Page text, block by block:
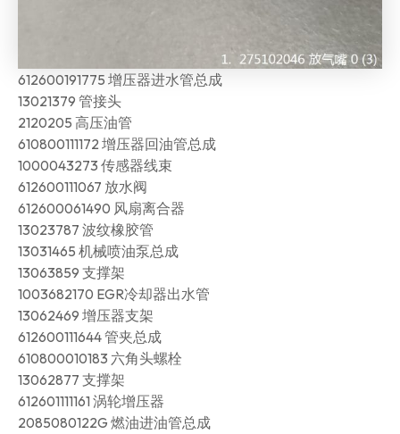
612600191775 增压器进水管总成
13021379 管接头
2120205 高压油管
610800111172 增压器回油管总成
1000043273 传感器线束
612600111067 放水阀
612600061490 风扇离合器
13023787 波纹橡胶管
13031465 机械喷油泵总成
13063859 支撑架
1003682170 EGR冷却器出水管
13062469 增压器支架
612600111644 管夹总成
610800010183 六角头螺栓
13062877 支撑架
612601111161 涡轮增压器
2085080122G 燃油进油管总成